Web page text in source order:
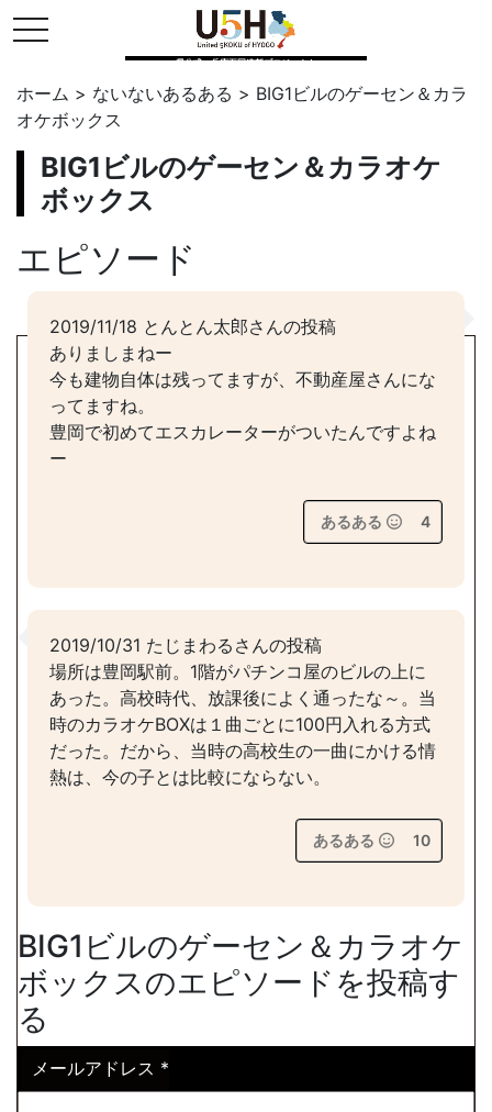
toggle navigation
県公式・兵庫五国連邦プロジェクト
ホーム > ないないあるある > BIG1ビルのゲーセン＆カラ
オケボックス
BIG1ビルのゲーセン＆カラオケ
ボックス
エピソード
2019/11/18 とんとん太郎さんの投稿
ありましまねー
今も建物自体は残ってますが、不動産屋さんにな
ってますね。
豊岡で初めてエスカレーターがついたんですよね
ー
あるある 4
2019/10/31 たじまわるさんの投稿
場所は豊岡駅前。1階がパチンコ屋のビルの上に
あった。高校時代、放課後によく通ったな～。当
時のカラオケBOXは１曲ごとに100円入れる方式
だった。だから、当時の高校生の一曲にかける情
熱は、今の子とは比較にならない。
あるある 10
BIG1ビルのゲーセン＆カラオケ
ボックスのエピソードを投稿す
る
メールアドレス *